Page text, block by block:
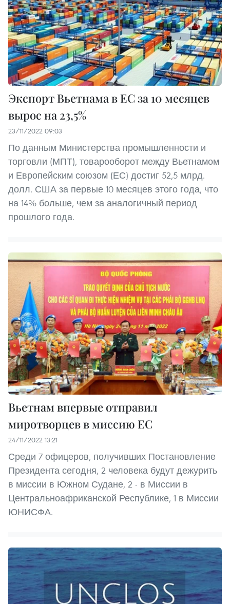
Экспорт Вьетнама в ЕС за 10 месяцев
вырос на 23,5%
23/11/2022 09:03
По данным Министерства промышленности и
торговли (МПТ), товарооборот между Вьетнамом
и Европейским союзом (ЕС) достиг 52,5 млрд.
долл. США за первые 10 месяцев этого года, что
на 14% больше, чем за аналогичный период
прошлого года.
Вьетнам впервые отправил
миротворцев в миссию ЕС
24/11/2022 13:21
Среди 7 офицеров, получивших Постановление
Президента сегодня, 2 человека будут дежурить
в миссии в Южном Судане, 2 - в Миссии в
Центральноафриканской Республике, 1 в Миссии
ЮНИСФА.